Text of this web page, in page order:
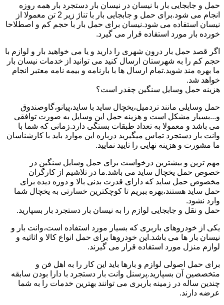
حمل و جابجایی بار با نیسان در نیسان بار دستجرد بار همه روزه
انجام می شود.برای حمل و جابجایی بار با تناژ زیر 2 تن معمولا از
نیسان استفاده می شود.نیسان برای حمل بار با حجم کم و اصطلاحا
خورده بار مورد استفاده قرار می گیرد.
اگر قصد حمل بار درون شهری را دارید و یا می خواهید بار و لوازم با
حجم کم را به شهرستان ارسال کنید می توانید از خدمات نیسان بار
ما بهره مند شوید.تمام ارسال ها با بارنامه و بیمه نامه معتبر انجام
خواهد شد.
هزینه حمل وسایل سنگین چقدر است؟
حمل وسایلی مانند تردمیل،یخچال ساید با ساید،پیانو،گاوصندوق
و...بسیار مشکل است و هزینه حمل این وسایل به صورت توافقی
می باشد و معمولا به تعداد طبقات بستگی دارد.زمانی که شما با
وانت بار دستجرد تماس میگیرید درباره این موارد باید با کارشناسان
ما مشورت و هزینه نهایی را تایید نمایید.
مهم ترین و بیشترین درخواست برای حمل وسایل سنگین در
خصوص حمل یخچال ساید می باشد.ما در تلاشیم از کارگران
مخصوص حمل ساید که دارای قدرت بدنی بالا و دوره دیده برای
حمل ساید هستند،بهره ببریم تا کوچکترین خسارتی به یخچال شما
وارد نشود.
حمل و نقل و جابجایی لوازم را به نیسان بار دستجرد بار بسپارید.
یکی از خودروهای باربری که بسیار مورد استفاده است،وانت بار و
نیسان بار ها می باشد.این خودروها برای حمل انواع کالا و اثاثیه و
لوازم منزل مورد استفاده قرار می گیرند.
برای حمل اصولی لوازم و بارها باید این کار را به اهل فن و
متخصصین آن بسپارید.پرسنل وانت بار دستجرد با دارا بودن سابقه
چندین ساله در زمینه باربری می توانند بهترین خدمات را به شما
عرضه دارند.